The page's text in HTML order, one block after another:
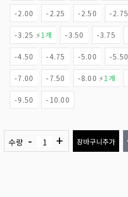
-2.00 -2.25 -2.50 -2.75
-3.25 ⚡1개 -3.50 -3.75
-4.50 -4.75 -5.00 -5.50
-7.00 -7.50 -8.00 ⚡1개
-9.50 -10.00
수량 - + 장바구니추가